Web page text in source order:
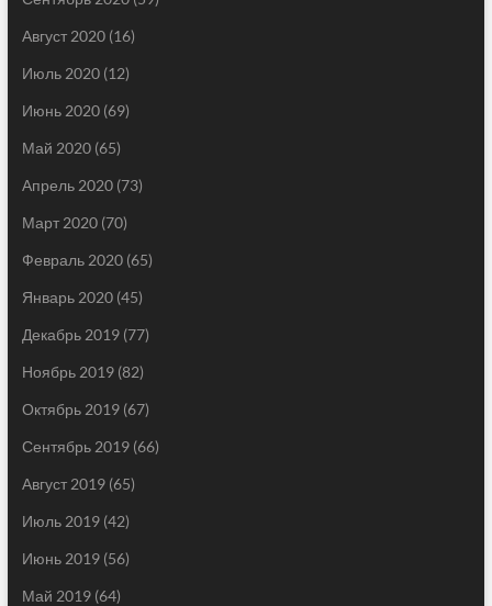
Август 2020(16)
Июль 2020(12)
Июнь 2020(69)
Май 2020(65)
Апрель 2020(73)
Март 2020(70)
Февраль 2020(65)
Январь 2020(45)
Декабрь 2019(77)
Ноябрь 2019(82)
Октябрь 2019(67)
Сентябрь 2019(66)
Август 2019(65)
Июль 2019(42)
Июнь 2019(56)
Май 2019(64)